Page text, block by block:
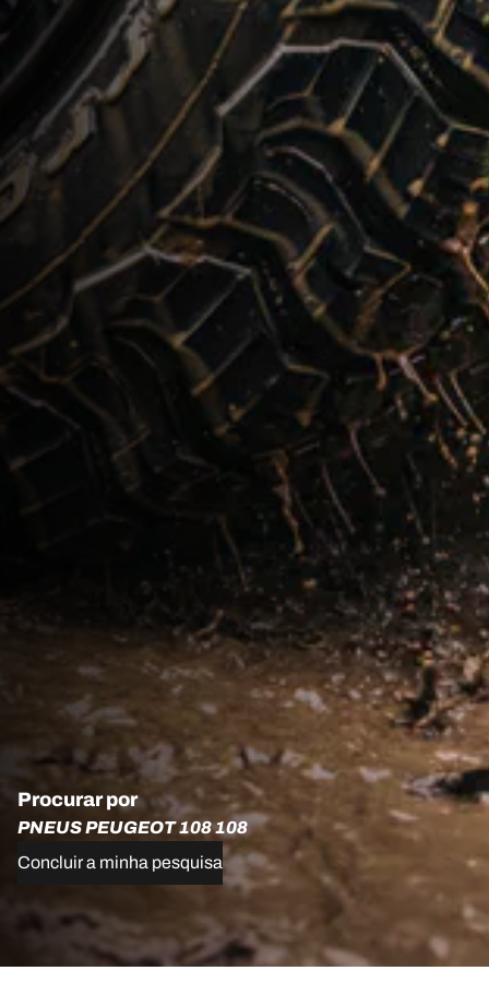
Procurar por
PNEUS PEUGEOT 108 108
Concluir a minha pesquisa